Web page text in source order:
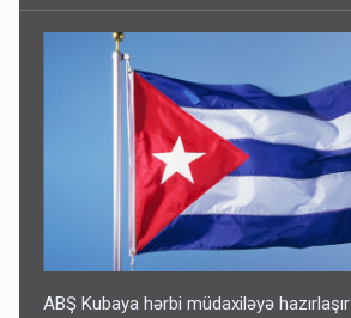
ABŞ Kubaya hərbi müdaxiləyə hazırlaşır